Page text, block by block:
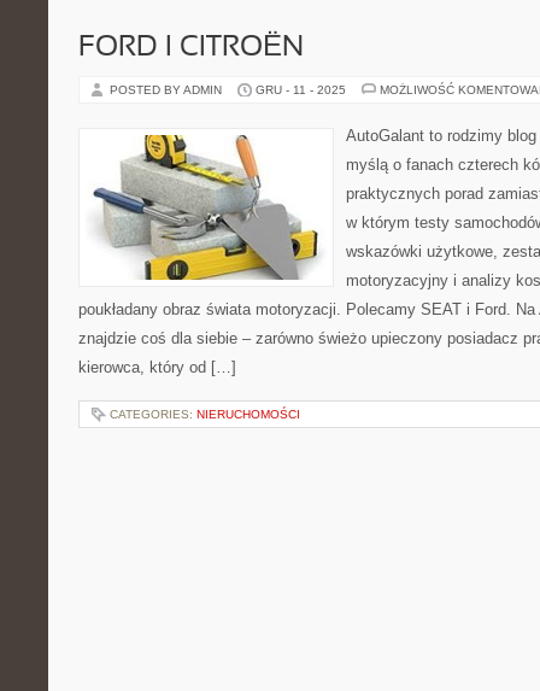
FORD I CITROËN
POSTED BY ADMIN GRU - 11 - 2025 MOŻLIWOŚĆ
AutoGalant to rodzimy
myślą o fanach czterech
praktycznych porad
w którym testy
wskazówki użytkowe,
motoryzacyjny i analizy
poukładany obraz świata motoryzacji. Polecamy SEAT i Ford.
znajdzie coś dla siebie – zarówno świeżo upieczony posiadacz
kierowca, który od […]
CATEGORIES: NIERUCHOMOŚCI